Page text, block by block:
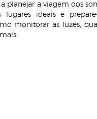
planejar a viagem dos
lugares ideais e
monitorar as luzes,